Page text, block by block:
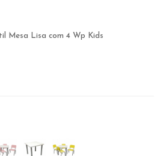
Mesa Lisa com 4 Wp Kids